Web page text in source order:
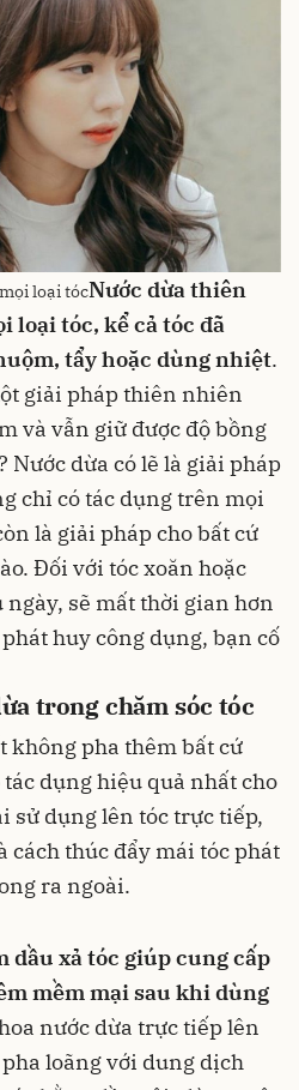
loại tócNước dừa thiên
loại tóc, kể cả tóc đã
tẩy hoặc dùng nhiệt.
giải pháp thiên nhiên
và vẫn giữ được độ bồng
Nước dừa có lẽ là giải pháp
chỉ có tác dụng trên mọi
là giải pháp cho bất cứ
Đối với tóc xoăn hoặc
sẽ mất thời gian hơn
huy công dụng, bạn cố
trong chăm sóc tóc
không pha thêm bất cứ
dụng hiệu quả nhất cho
sử dụng lên tóc trực tiếp,
cách thúc đẩy mái tóc phát
ra ngoài.
dầu xả tóc giúp cung cấp
mềm mại sau khi dùng
nước dừa trực tiếp lên
loãng với dung dịch